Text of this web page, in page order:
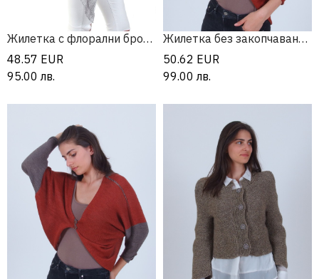
Жилетка с флорални бродерии и 3/4 ръкав
48.57 EUR
95.00 лв.
Жилетка без закопчаване от мерино вълна
50.62 EUR
99.00 лв.